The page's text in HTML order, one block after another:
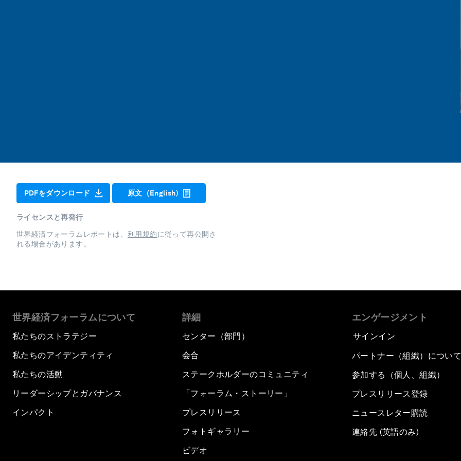
PDFをダウンロード 原文（English)
ライセンスと再発行
世界経済フォーラムレポートは、 利用規約に従って再公開さ
れる場合があります。
世界経済フォーラムについて
私たちのストラテジー
私たちのアイデンティティ
私たちの活動
リーダーシップとガバナンス
インパクト
詳細
センター（部門）
会合
ステークホルダーのコミュニティ
「フォーラム・ストーリー」
プレスリリース
フォトギャラリー
ビデオ
エンゲージメント
サインイン
パートナー（組織）について
参加する（個人、組織）
プレスリリース登録
ニュースレター購読
連絡先 (英語のみ)